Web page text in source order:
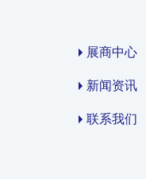
展商中心
新闻资讯
联系我们